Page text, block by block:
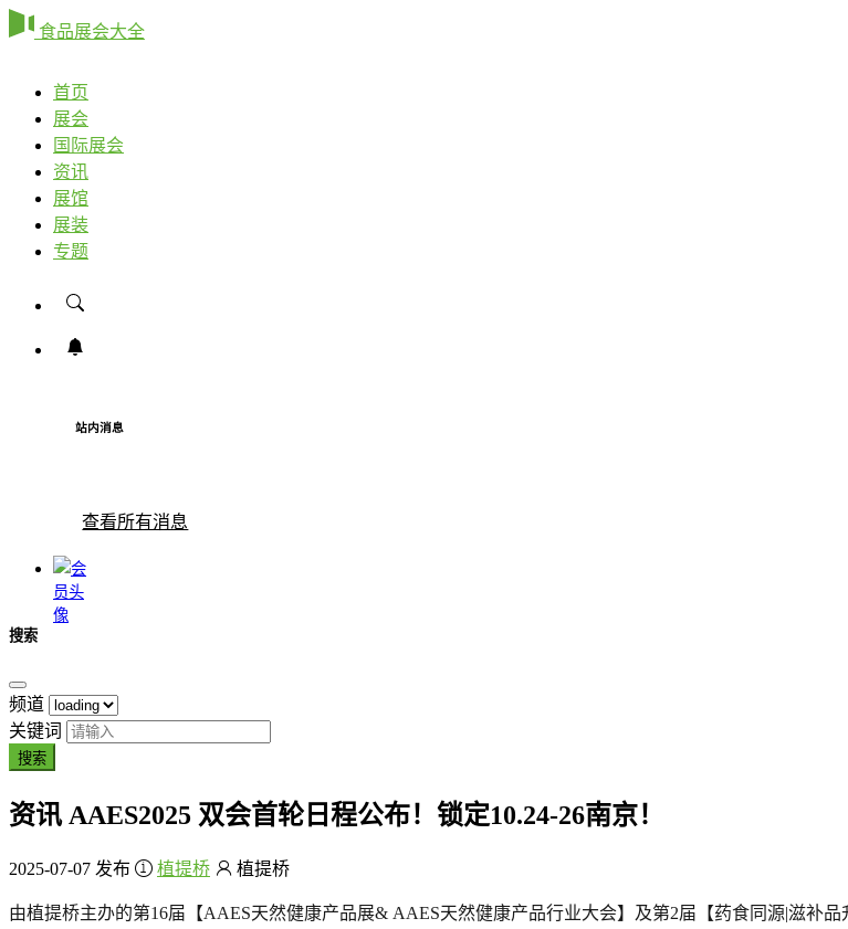
食品展会大全
首页
展会
国际展会
资讯
展馆
展装
专题
站内消息
查看所有消息
搜索
频道
关键词
搜索
资讯AAES2025 双会首轮日程公布！锁定10.24-26南京！
2025-07-07 发布 植提桥 植提桥
由植提桥主办的第16届【AAES天然健康产品展& AAES天然健康产品行业大会】及第2届【药食同源|滋补